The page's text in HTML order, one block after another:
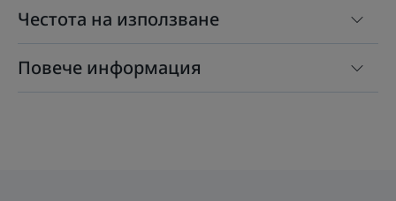
Честота на използване
Повече информация